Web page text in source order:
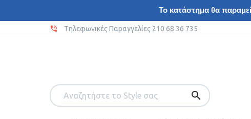
Το κατάστημα θα
Tηλεφωνικές Παραγγελίες 210 68 36 735